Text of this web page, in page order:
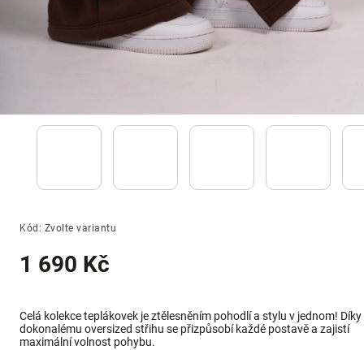
Kód: Zvolte variantu
1 690 Kč
Celá kolekce teplákovek je ztělesněním pohodlí a stylu v jednom! Díky
dokonalému oversized střihu se přizpůsobí každé postavě a zajistí
maximální volnost pohybu.